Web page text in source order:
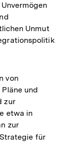
Unmut
von
und
zur
etwa in
zur
für